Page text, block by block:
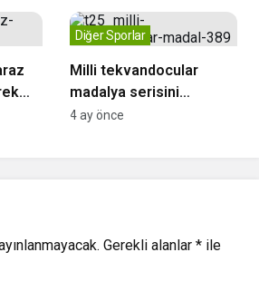
Milli tekvandocular
madalya serisini
sürdürüyor
Diğer Sporlar
4 ay önce
Gerekli alanlar * ile